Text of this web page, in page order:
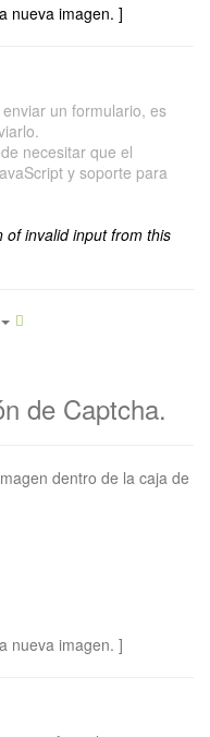
nueva imagen. ]
un formulario, es
necesitar que el
y soporte para
of invalid input from this
de Captcha.
dentro de la caja de
nueva imagen. ]